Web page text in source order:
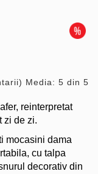
Media: 5 din 5
reinterpretat
zi de zi.
mocasini dama
cu talpa
decorativ din